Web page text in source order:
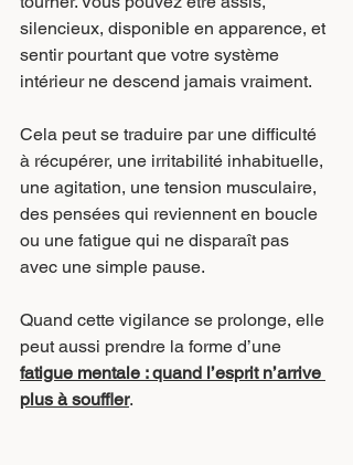
silencieux, disponible en apparence, et
sentir pourtant que votre système
intérieur ne descend jamais vraiment.
Cela peut se traduire par une difficulté
à récupérer, une irritabilité inhabituelle,
une agitation, une tension musculaire,
des pensées qui reviennent en boucle
ou une fatigue qui ne disparaît pas
avec une simple pause.
Quand cette vigilance se prolonge, elle
peut aussi prendre la forme d’une
fatigue mentale : quand l’esprit n’arrive
plus à souffler.